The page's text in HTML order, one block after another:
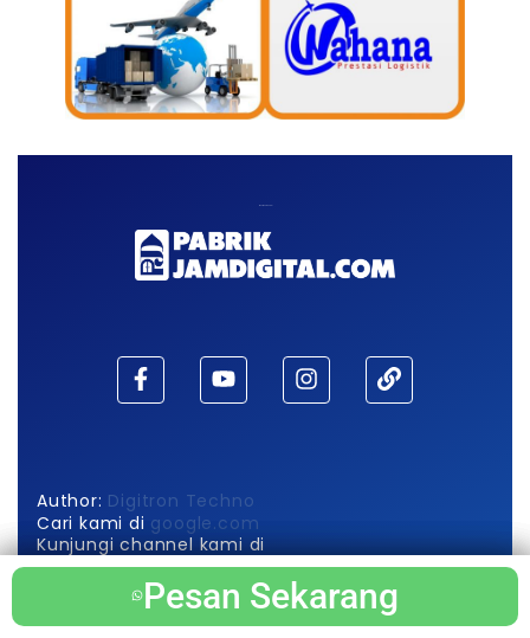
Pesan Sekarang
Pesan Sekarang
Author: Digitron Techno
Cari kami di google.com
Kunjungi channel kami di
Pabrik Jam Digital
Berikut Info Produk Utama Kami di
Pesan Sekarang
Pesan Sekarang